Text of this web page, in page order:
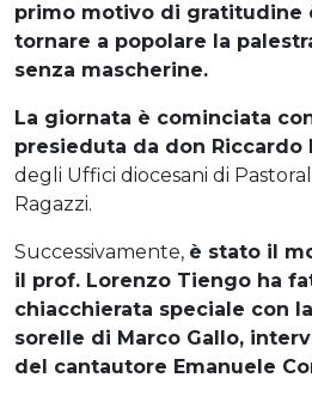
primo motivo di gratitudine
tornare a popolare la
senza mascherine.
La giornata è cominciata
presieduta da don Riccardo
degli Uffici diocesani di
Ragazzi.
Successivamente, è stato il
il prof. Lorenzo Tiengo ha
chiacchierata speciale con
sorelle di Marco Gallo,
del cantautore Emanuele